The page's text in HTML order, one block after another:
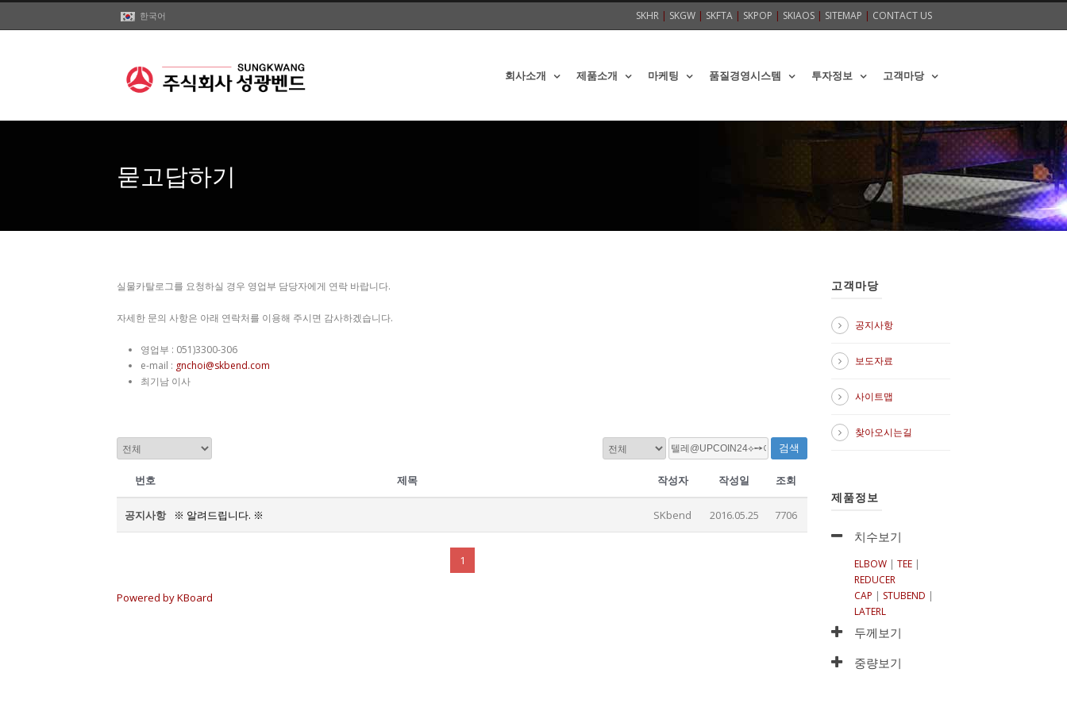
한국어 SKHR | SKGW | SKFTA | SKPOP | SKIAOS | SITEMAP | CONTACT US
회사소개 제품소개 마케팅 품질경영시스템 투자정보 고객마당
묻고답하기
실물카탈로그를 요청하실 경우 영업부 담당자에게 연락 바랍니다.
자세한 문의 사항은 아래 연락처를 이용해 주시면 감사하겠습니다.
영업부 : 051)3300-306
e-mail : gnchoi@skbend.com
최기남 이사
검색
번호 제목 작성자 작성일 조회
공지사항 ※ 알려드립니다. ※ SKbend 2016.05.25 7706
1
Powered by KBoard
고객마당
공지사항
보도자료
사이트맵
찾아오시는길
제품정보
치수보기
ELBOW | TEE |
REDUCER
CAP | STUBEND |
LATERL
두께보기
중량보기